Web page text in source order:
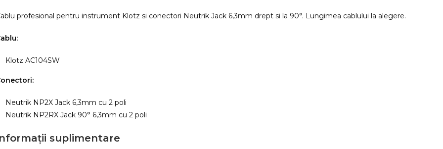
profesional pentru instrument Klotz si conectori Neutrik Jack 6,3mm drept si la 90°. Lungimea cablului la alegere.
Klotz AC104SW
Neutrik NP2X Jack 6,3mm cu 2 poli
Neutrik NP2RX Jack 90° 6,3mm cu 2 poli
suplimentare